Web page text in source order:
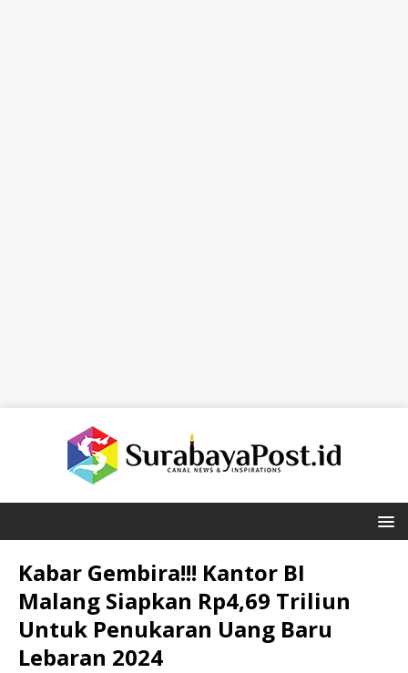
Kabar Gembira!!! Kantor BI
Malang Siapkan Rp4,69 Triliun
Untuk Penukaran Uang Baru
Lebaran 2024